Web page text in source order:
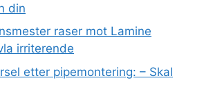
din
raser mot Lamine
irriterende
etter pipemontering: – Skal